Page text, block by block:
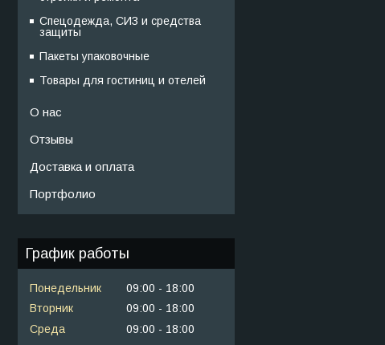
Спецодежда, СИЗ и средства
защиты
Пакеты упаковочные
Товары для гостиниц и отелей
О нас
Отзывы
Доставка и оплата
Портфолио
График работы
Понедельник 09:00
18:00
Вторник
09:00
18:00
Среда
09:00
18:00